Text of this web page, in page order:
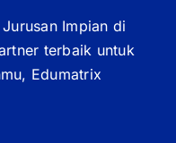
Impian di
terbaik untuk
Edumatrix